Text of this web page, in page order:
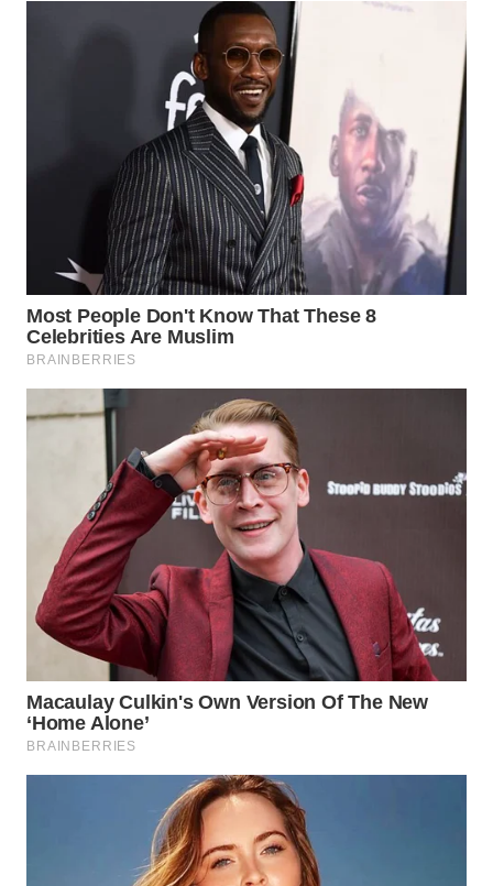
LESUNG
WN
KARO
SIMALUNGUN
LABUHANBATU
WN
TAPANULI
TENGAH
WN DELI
SERDANG
WN
TEBING